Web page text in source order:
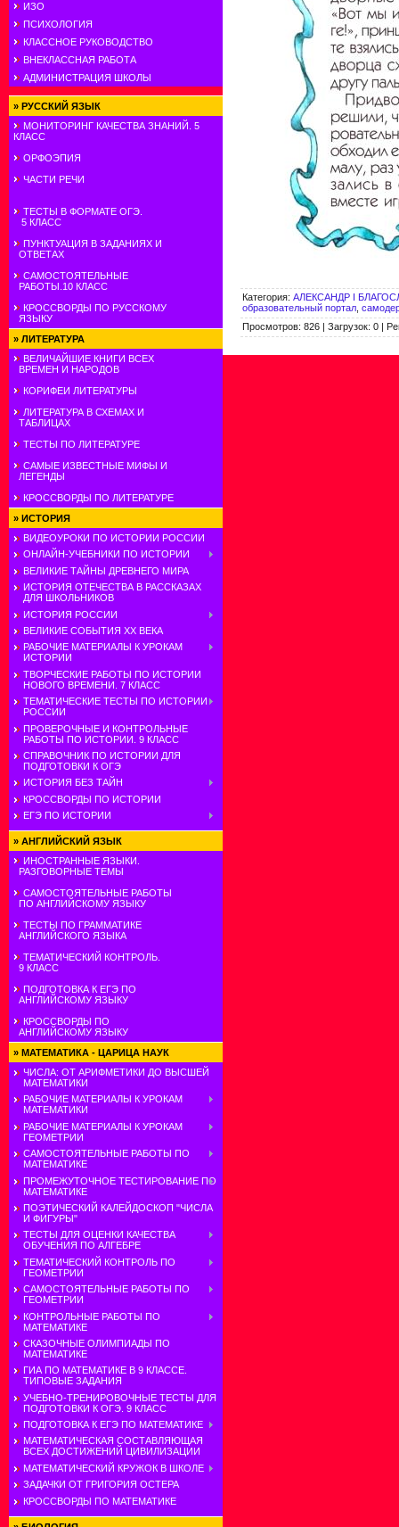
ИЗО
ПСИХОЛОГИЯ
КЛАССНОЕ РУКОВОДСТВО
ВНЕКЛАССНАЯ РАБОТА
АДМИНИСТРАЦИЯ ШКОЛЫ
» РУССКИЙ ЯЗЫК
МОНИТОРИНГ КАЧЕСТВА ЗНАНИЙ. 5
КЛАСС
ОРФОЭПИЯ
ЧАСТИ РЕЧИ
ТЕСТЫ В ФОРМАТЕ ОГЭ.
5 КЛАСС
ПУНКТУАЦИЯ В ЗАДАНИЯХ И
ОТВЕТАХ
САМОСТОЯТЕЛЬНЫЕ
РАБОТЫ.10 КЛАСС
КРОССВОРДЫ ПО РУССКОМУ
ЯЗЫКУ
» ЛИТЕРАТУРА
ВЕЛИЧАЙШИЕ КНИГИ ВСЕХ
ВРЕМЕН И НАРОДОВ
КОРИФЕИ ЛИТЕРАТУРЫ
ЛИТЕРАТУРА В СХЕМАХ И
ТАБЛИЦАХ
ТЕСТЫ ПО ЛИТЕРАТУРЕ
САМЫЕ ИЗВЕСТНЫЕ МИФЫ И
ЛЕГЕНДЫ
КРОССВОРДЫ ПО ЛИТЕРАТУРЕ
» ИСТОРИЯ
ВИДЕОУРОКИ ПО ИСТОРИИ РОССИИ
ОНЛАЙН-УЧЕБНИКИ ПО ИСТОРИИ
ВЕЛИКИЕ ТАЙНЫ ДРЕВНЕГО МИРА
ИСТОРИЯ ОТЕЧЕСТВА В РАССКАЗАХ
ДЛЯ ШКОЛЬНИКОВ
ИСТОРИЯ РОССИИ
ВЕЛИКИЕ СОБЫТИЯ ХХ ВЕКА
РАБОЧИЕ МАТЕРИАЛЫ К УРОКАМ
ИСТОРИИ
ТВОРЧЕСКИЕ РАБОТЫ ПО ИСТОРИИ
НОВОГО ВРЕМЕНИ. 7 КЛАСС
ТЕМАТИЧЕСКИЕ ТЕСТЫ ПО ИСТОРИИ
РОССИИ
ПРОВЕРОЧНЫЕ И КОНТРОЛЬНЫЕ
РАБОТЫ ПО ИСТОРИИ. 9 КЛАСС
СПРАВОЧНИК ПО ИСТОРИИ ДЛЯ
ПОДГОТОВКИ К ОГЭ
ИСТОРИЯ БЕЗ ТАЙН
КРОССВОРДЫ ПО ИСТОРИИ
ЕГЭ ПО ИСТОРИИ
» АНГЛИЙСКИЙ ЯЗЫК
ИНОСТРАННЫЕ ЯЗЫКИ.
РАЗГОВОРНЫЕ ТЕМЫ
САМОСТОЯТЕЛЬНЫЕ РАБОТЫ
ПО АНГЛИЙСКОМУ ЯЗЫКУ
ТЕСТЫ ПО ГРАММАТИКЕ
АНГЛИЙСКОГО ЯЗЫКА
ТЕМАТИЧЕСКИЙ КОНТРОЛЬ.
9 КЛАСС
ПОДГОТОВКА К ЕГЭ ПО
АНГЛИЙСКОМУ ЯЗЫКУ
КРОССВОРДЫ ПО
АНГЛИЙСКОМУ ЯЗЫКУ
» МАТЕМАТИКА - ЦАРИЦА НАУК
ЧИСЛА: ОТ АРИФМЕТИКИ ДО ВЫСШЕЙ
МАТЕМАТИКИ
РАБОЧИЕ МАТЕРИАЛЫ К УРОКАМ
МАТЕМАТИКИ
РАБОЧИЕ МАТЕРИАЛЫ К УРОКАМ
ГЕОМЕТРИИ
САМОСТОЯТЕЛЬНЫЕ РАБОТЫ ПО
МАТЕМАТИКЕ
ПРОМЕЖУТОЧНОЕ ТЕСТИРОВАНИЕ ПО
МАТЕМАТИКЕ
ПОЭТИЧЕСКИЙ КАЛЕЙДОСКОП "ЧИСЛА
И ФИГУРЫ"
ТЕСТЫ ДЛЯ ОЦЕНКИ КАЧЕСТВА
ОБУЧЕНИЯ ПО АЛГЕБРЕ
ТЕМАТИЧЕСКИЙ КОНТРОЛЬ ПО
ГЕОМЕТРИИ
САМОСТОЯТЕЛЬНЫЕ РАБОТЫ ПО
ГЕОМЕТРИИ
КОНТРОЛЬНЫЕ РАБОТЫ ПО
МАТЕМАТИКЕ
СКАЗОЧНЫЕ ОЛИМПИАДЫ ПО
МАТЕМАТИКЕ
ГИА ПО МАТЕМАТИКЕ В 9 КЛАССЕ.
ТИПОВЫЕ ЗАДАНИЯ
УЧЕБНО-ТРЕНИРОВОЧНЫЕ ТЕСТЫ ДЛЯ
ПОДГОТОВКИ К ОГЭ. 9 КЛАСС
ПОДГОТОВКА К ЕГЭ ПО МАТЕМАТИКЕ
МАТЕМАТИЧЕСКАЯ СОСТАВЛЯЮЩАЯ
ВСЕХ ДОСТИЖЕНИЙ ЦИВИЛИЗАЦИИ
МАТЕМАТИЧЕСКИЙ КРУЖОК В ШКОЛЕ
ЗАДАЧКИ ОТ ГРИГОРИЯ ОСТЕРА
КРОССВОРДЫ ПО МАТЕМАТИКЕ
Категория: АЛЕКСАНДР I
образовательный портал
Просмотров: 826 | Загрузок: 0 |